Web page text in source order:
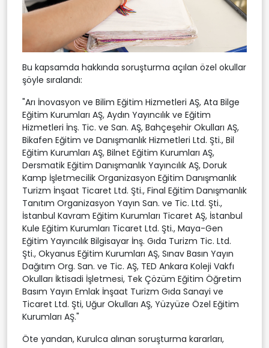
Bu kapsamda hakkında soruşturma açılan özel okullar
şöyle sıralandı:
"Arı İnovasyon ve Bilim Eğitim Hizmetleri AŞ, Ata Bilge
Eğitim Kurumları AŞ, Aydın Yayıncılık ve Eğitim
Hizmetleri İnş. Tic. ve San. AŞ, Bahçeşehir Okulları AŞ,
Bikafen Eğitim ve Danışmanlık Hizmetleri Ltd. Şti., Bil
Eğitim Kurumları AŞ, Bilnet Eğitim Kurumları AŞ,
Dersmatik Eğitim Danışmanlık Yayıncılık AŞ, Doruk
Kamp İşletmecilik Organizasyon Eğitim Danışmanlık
Turizm İnşaat Ticaret Ltd. Şti., Final Eğitim Danışmanlık
Tanıtım Organizasyon Yayın San. ve Tic. Ltd. Şti.,
İstanbul Kavram Eğitim Kurumları Ticaret AŞ, İstanbul
Kule Eğitim Kurumları Ticaret Ltd. Şti., Maya-Gen
Eğitim Yayıncılık Bilgisayar İnş. Gıda Turizm Tic. Ltd.
Şti., Okyanus Eğitim Kurumları AŞ, Sınav Basın Yayın
Dağıtım Org. San. ve Tic. AŞ, TED Ankara Koleji Vakfı
Okulları İktisadi İşletmesi, Tek Çözüm Eğitim Öğretim
Basım Yayın Emlak İnşaat Turizm Gıda Sanayi ve
Ticaret Ltd. Şti, Uğur Okulları AŞ, Yüzyüze Özel Eğitim
Kurumları AŞ."
Öte yandan, Kurulca alınan soruşturma kararları,